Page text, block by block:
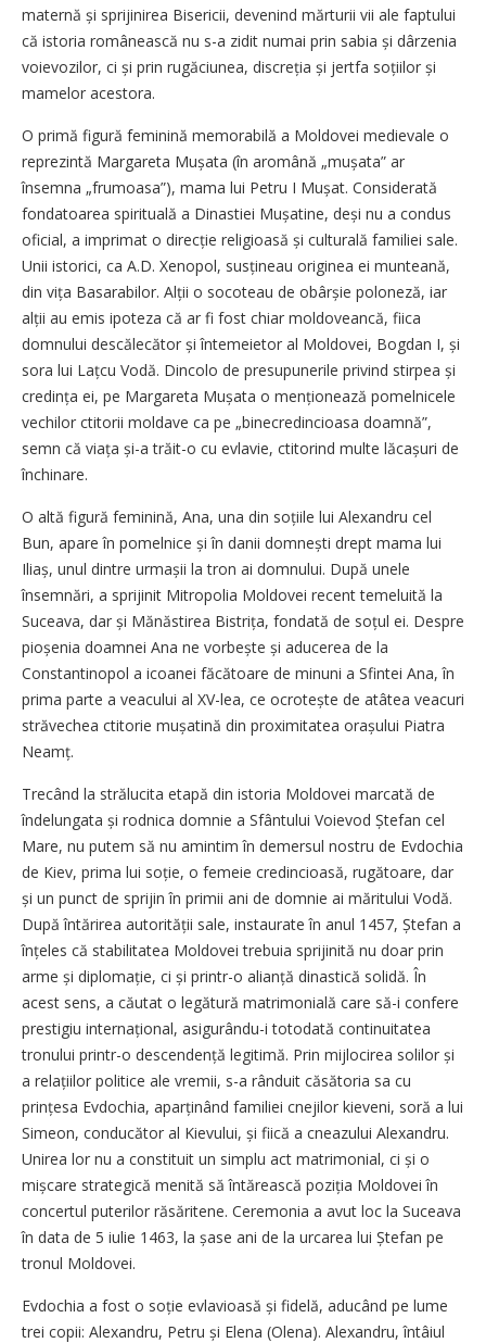
maternă și sprijinirea Bisericii, devenind mărturii vii ale faptului
că istoria românească nu s-a zidit numai prin sabia și dârzenia
voievozilor, ci și prin rugăciunea, discreția și jertfa soțiilor și
mamelor acestora.
O primă figură feminină memorabilă a Moldovei medievale o
reprezintă Margareta Mu­șata (în aromână „mușata” ar
însemna „frumoasa”), mama lui Petru I Mușat. Considerată
fondatoarea spirituală a Dinastiei Mușatine, deși nu a condus
oficial, a imprimat o direcție religioasă și culturală familiei sale.
Unii istorici, ca A.D. Xenopol, susțineau originea ei munteană,
din vița Basarabilor. Alții o socoteau de obârșie poloneză, iar
alții au emis ipoteza că ar fi fost chiar moldoveancă, fiica
domnului descălecător și întemeietor al Moldovei, Bogdan I, și
sora lui Lațcu Vodă. Din­colo de presupunerile privind stirpea și
credința ei, pe Margareta Mușata o menționează pomelnicele
vechilor ctitorii moldave ca pe „binecredincioasa doamnă”,
semn că viața și-a trăit-o cu evlavie, ctitorind multe lăcașuri de
închinare.
O altă figură feminină, Ana, una din soțiile lui Alexandru cel
Bun, apare în pomelnice și în danii domnești drept mama lui
Iliaș, unul dintre urmașii la tron ai domnului. După unele
însemnări, a sprijinit Mitropolia Moldovei recent temeluită la
Suceava, dar și Mănăstirea Bistrița, fondată de soțul ei. Despre
pioșenia doamnei Ana ne vorbește și aducerea de la
Constantinopol a icoanei făcătoare de minuni a Sfintei Ana, în
prima parte a veacului al XV-lea, ce ocrotește de atâtea veacuri
străvechea ctitorie mușatină din proximitatea ora­șului Piatra
Neamț.
Trecând la strălucita etapă din istoria Moldovei marcată de
îndelungata și rodnica domnie a Sfântului Voievod Ștefan cel
Mare, nu putem să nu amintim în demersul nostru de Evdochia
de Kiev, prima lui soție, o femeie credincioasă, rugătoare, dar
și un punct de sprijin în primii ani de domnie ai măritului Vodă.
După întărirea autorității sale, instaurate în anul 1457, Ștefan a
înțeles că stabilitatea Moldovei trebuia sprijinită nu doar prin
arme și diplomație, ci și printr-o alianță dinastică solidă. În
acest sens, a căutat o legătură matrimonială care să-i confere
prestigiu inter­național, asigurându-i totodată continuitatea
tronului printr-o descendență legitimă. Prin mijlocirea solilor și
a relațiilor politice ale vremii, s-a rânduit căsătoria sa cu
prințesa Evdochia, aparținând familiei cnejilor kieveni, soră a lui
Simeon, conducător al Kievului, și fiică a cneazului Alexandru.
Unirea lor nu a con­stituit un simplu act matrimonial, ci și o
mișcare strategică menită să întărească poziția Moldovei în
concertul puterilor răsăritene. Ceremonia a avut loc la Suceava
în data de 5 iulie 1463, la șase ani de la urcarea lui Ștefan pe
tronul Moldovei.
Evdochia a fost o soție evlavioasă și fidelă, aducând pe lume
trei copii: Alexandru, Petru și Elena (Olena). Alexandru, întâiul